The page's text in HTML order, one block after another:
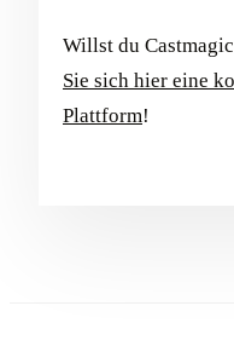
Willst du
Sie sich hier eine
Plattform!